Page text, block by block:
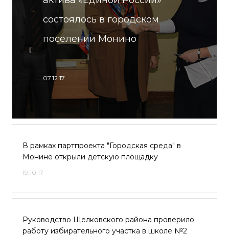
состоялось в городском
поселении Монино
07.12.17
В рамках партпроекта "Городская среда" в
Монине открыли детскую площадку
19.10.17
Руководство Щелковского района проверило
работу избирательного участка в школе №2